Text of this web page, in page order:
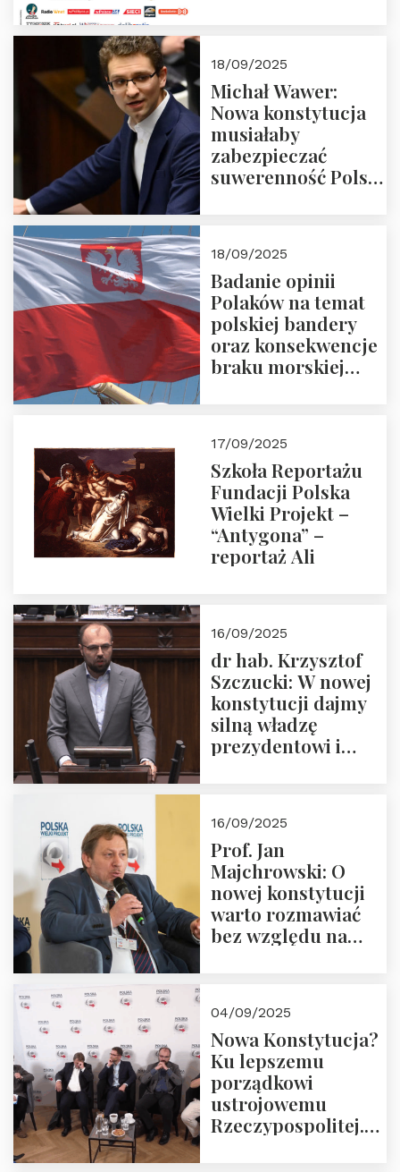
18/09/2025
Michał Wawer:
Nowa konstytucja
musiałaby
zabezpieczać
suwerenność Polski
18/09/2025
Badanie opinii
Polaków na temat
polskiej bandery
oraz konsekwencje
braku morskiej
17/09/2025
Szkoła Reportażu
Fundacji Polska
Wielki Projekt –
“Antygona” –
reportaż Ali
16/09/2025
dr hab. Krzysztof
Szczucki: W nowej
konstytucji dajmy
silną władzę
prezydentowi i
16/09/2025
Prof. Jan
Majchrowski: O
nowej konstytucji
warto rozmawiać
bez względu na
04/09/2025
Nowa Konstytucja?
Ku lepszemu
porządkowi
ustrojowemu
Rzeczypospolitej.